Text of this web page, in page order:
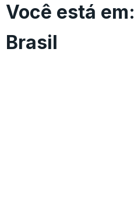
Você está em:
Brasil